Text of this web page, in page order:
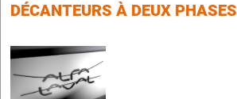
DÉCANTEURS À DEUX PHASES